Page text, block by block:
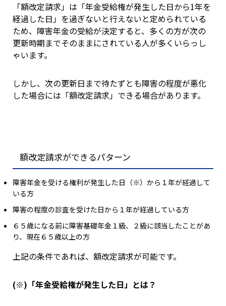
「額改定請求」は「年金受給権が発生した日から1年を
経過した日」を過ぎないと行えないと定められている
ため、障害年金の受給が決定すると、多くの方が次の
更新時期までそのままにされている人が多くいらっし
ゃいます。
しかし、次の更新日まで待たずとも障害の程度が悪化
した場合には「額改定請求」できる場合があります。
額改定請求ができるパターン
障害年金を受ける権利が発生した日（※）から１年が経過して
いる方
障害の程度の診査を受けた日から１年が経過している方
６５歳になる前に障害基礎年金１級、２級に該当したことがあ
り、現在６５歳以上の方
上記の条件であれば、額改定請求が可能です。
(※)「年金受給権が発生した日」とは？